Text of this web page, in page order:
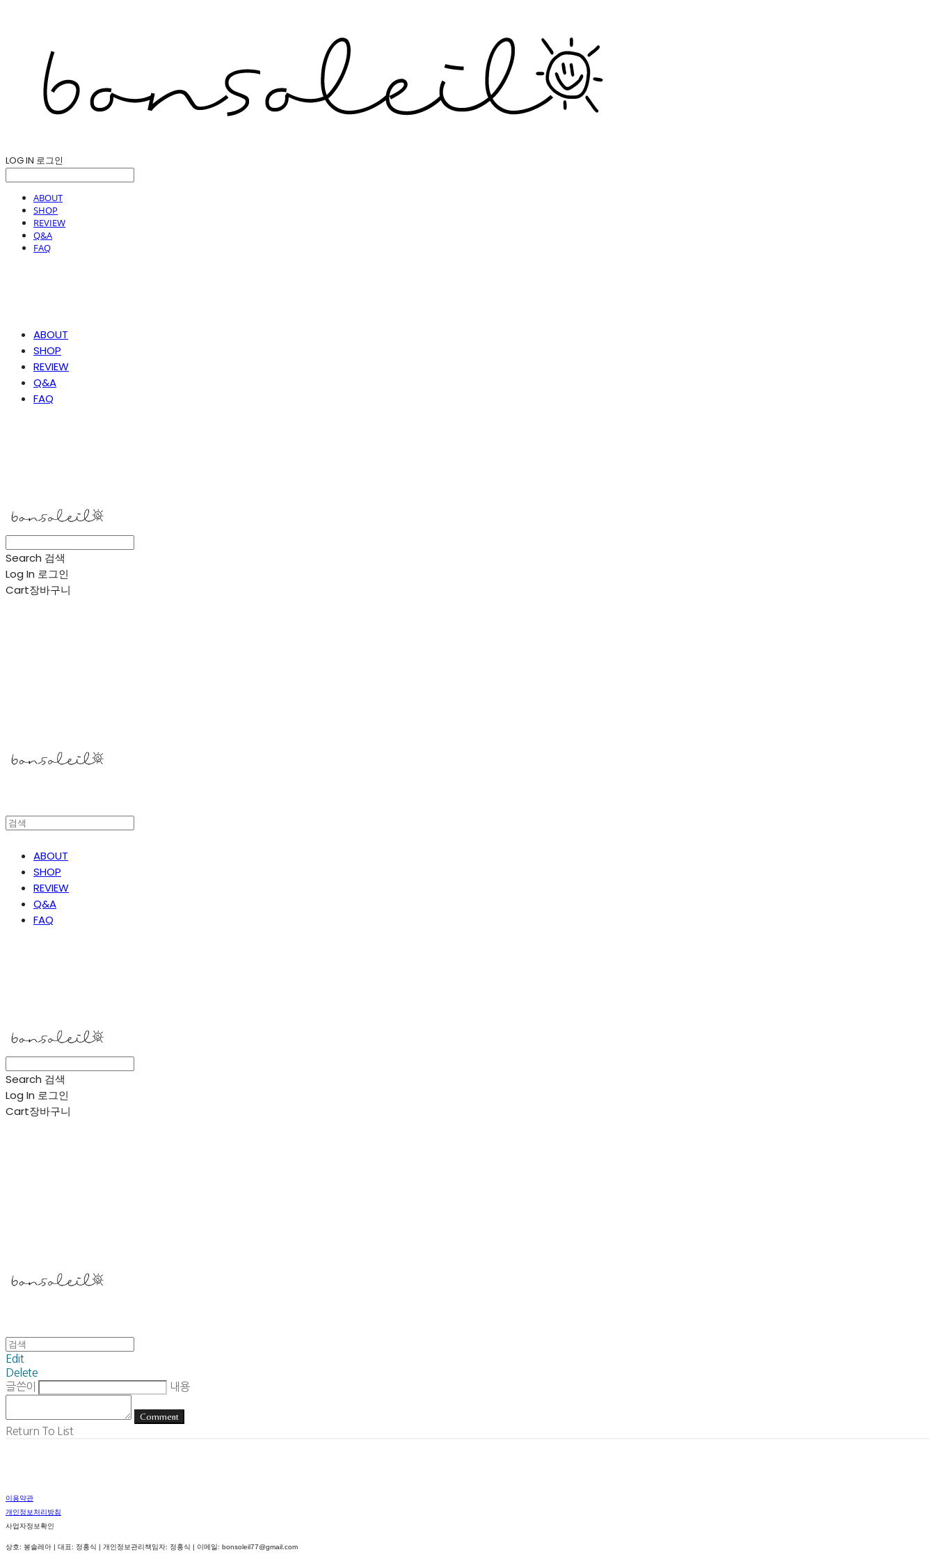
LOG IN 로그인
ABOUT
SHOP
REVIEW
Q&A
FAQ
ABOUT
SHOP
REVIEW
Q&A
FAQ
Search 검색
Log In 로그인
Cart장바구니
ABOUT
SHOP
REVIEW
Q&A
FAQ
Search 검색
Log In 로그인
Cart장바구니
Edit
Delete
글쓴이
내용
Comment
Return To List
이용약관
개인정보처리방침
사업자정보확인
상호: 봉솔레아 | 대표: 정홍식 | 개인정보관리책임자: 정홍식 | 이메일: bonsoleil77@gmail.com